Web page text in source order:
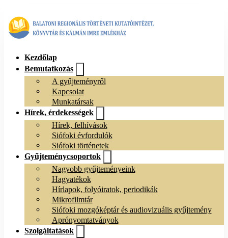
Kezdőlap
Bemutatkozás
A gyűjteményről
Kapcsolat
Munkatársak
Hírek, érdekességek
Hírek, felhívások
Siófoki évfordulók
Siófoki történetek
Gyűjteménycsoportok
Nagyobb gyűjteményeink
Hagyatékok
Hírlapok, folyóiratok, periodikák
Mikrofilmtár
Siófoki mozgóképtár és audiovizuális gyűjtemény
Aprónyomtatványok
Szolgáltatások